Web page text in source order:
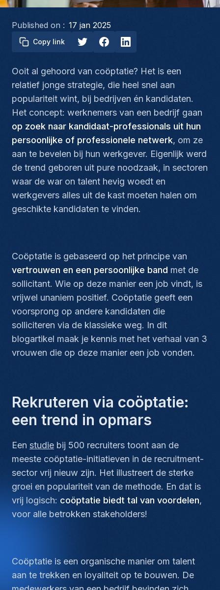
Published on : 17 jan 2025
Copy link
Ooit al gehoord van coöptatie? Het is een
relatief jonge strategie, die heel snel aan
populariteit wint, bij bedrijven én kandidaten.
Het concept: werknemers van een bedrijf gaan
op zoek naar kandidaat-professionals uit hun
persoonlijke of professionele netwerk, om ze
aan te bevelen bij hun werkgever. Eigenlijk werd
de trend geboren uit pure noodzaak, in sectoren
waar de war on talent hevig woedt en
werkgevers alles uit de kast moeten halen om
geschikte kandidaten te vinden.
Coöptatie is gebaseerd op het principe van
vertrouwen en een persoonlijke band met de
sollicitant. Wie op deze manier een job vindt, is
vrijwel unaniem positief. Coöptatie geeft een
voorsprong op andere kandidaten die
solliciteren via de klassieke weg. In dit
blogartikel maak je kennis met het verhaal van 3
vrouwen die op deze manier een job vonden.
Rekruteren via coöptatie:
een trend in opmars
Een studie bij 500 recruiters toont aan de
meeste coöptatie-initiatieven in de recruitment-
sector vrij nieuw zijn. Het illustreert de sterke
groei en populariteit van de methode. En dat is
vrij logisch: coöptatie biedt tal van voordelen,
voor alle betrokken stakeholders!
Coöptatie is een organische manier om talent
aan te trekken en loyaliteit op te bouwen. De